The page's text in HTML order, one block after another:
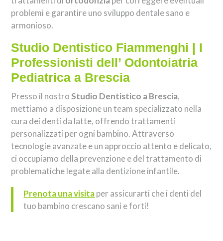
problemi e garantire uno sviluppo dentale sano e
armonioso.
Studio Dentistico Fiammenghi | I
Professionisti dell’ Odontoiatria
Pediatrica a Brescia
Presso il nostroStudio Dentistico a Brescia,
mettiamo a disposizione un team specializzato nella
cura dei denti da latte, offrendo trattamenti
personalizzati per ogni bambino. Attraverso
tecnologie avanzate e un approccio attento e delicato,
ci occupiamo della prevenzione e del trattamento di
problematiche legate alla dentizione infantile.
Prenota una visitaper assicurarti che i denti del
tuo bambino crescano sani e forti!